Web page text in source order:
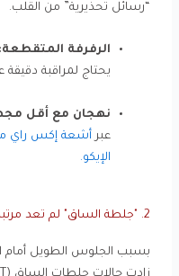
“رسائل تحذيرية” من القلب.
الرفرفة المتقطعة:
يحتاج لمراقبة دقيقة
نهجان مع أقل
عبر أشعة إكس راي
الإيكو.
2. "جلطة الساق" لم تعد مرتبطة بكبار السن فقط!
بسبب الجلوس الطويل أمام